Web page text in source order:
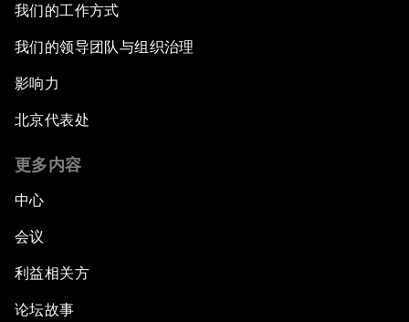
我们的工作方式
我们的领导团队与组织治理
影响力
北京代表处
更多内容
中心
会议
利益相关方
论坛故事